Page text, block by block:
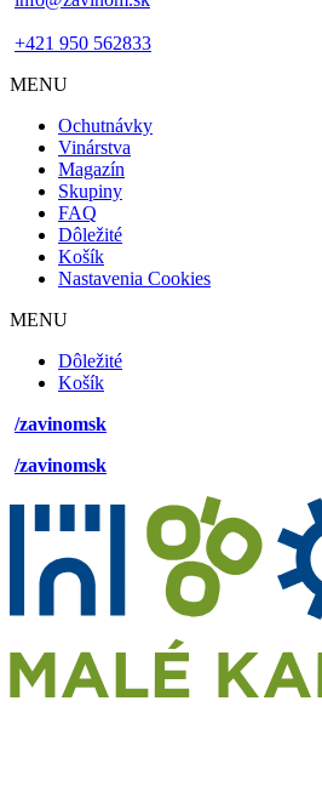
+421 950 562833
mobile
MENU
Ochutnávky
Vinárstva
Magazín
Skupiny
FAQ
Dôležité
Košík
Nastavenia Cookies
desktop
menu
MENU
Dôležité
Košík
/zavinomsk
/zavinomsk